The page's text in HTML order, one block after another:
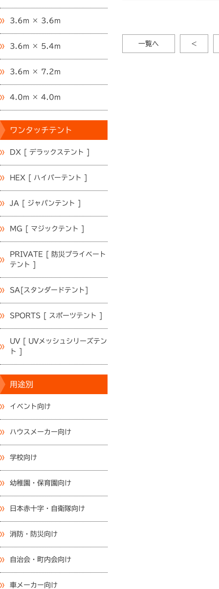
3.6m × 3.6m
3.6m × 5.4m
3.6m × 7.2m
4.0m × 4.0m
ワンタッチテント
DX [ デラックステント ]
HEX [ ハイパーテント ]
JA [ ジャパンテント ]
MG [ マジックテント ]
PRIVATE [ 防災プライベート
テント ]
SA[スタンダードテント]
SPORTS [ スポーツテント ]
UV [ UVメッシュシリーズテン
ト ]
用途別
イベント向け
ハウスメーカー向け
学校向け
幼稚園・保育園向け
日本赤十字・自衛隊向け
消防・防災向け
自治会・町内会向け
車メーカー向け
一覧へ <